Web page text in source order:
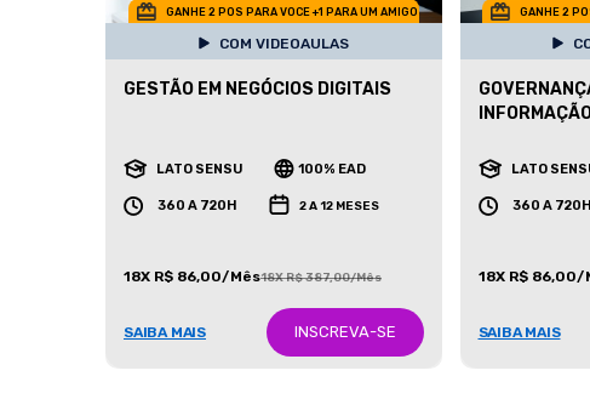
GANHE 2 POS PARA VOCE +1 PARA UM AMIGO
COM VIDEOAULAS
GESTÃO EM NEGÓCIOS DIGITAIS
LATO SENSU 100% EAD
360 A 720H 2 A 12 MESES
18X R$ 86,00/Mês18X R$ 387,00/Mês
SAIBA MAIS INSCREVA-SE
GANHE 2
LATO
360 A 720H
18X R$ 86,00/
SAIBA MAIS